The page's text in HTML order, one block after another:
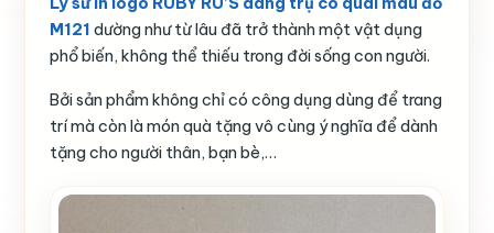
M121 dường như từ lâu đã trở thành một vật dụng
phổ biến, không thể thiếu trong đời sống con người.
Bởi sản phẩm không chỉ có công dụng dùng để trang
trí mà còn là món quà tặng vô cùng ý nghĩa để dành
tặng cho người thân, bạn bè,…